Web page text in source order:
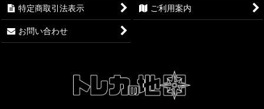
【ワンピースカード】ブースターパック 蒼海の七傑【OP-14】
【ワンピースカード】エクストラブースター ONE PIECE
【ワンピースカード】ブースターパック 受け継がれる意志
特定商取引法表示 ご利用案内
お問い合わせ